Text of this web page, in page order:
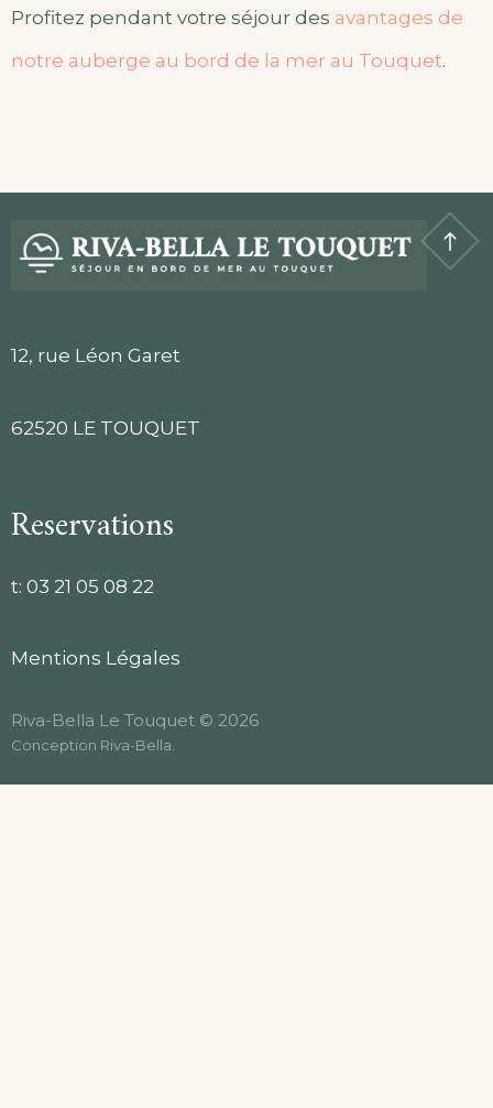
Profitez pendant votre séjour des avantages de
notre auberge au bord de la mer au Touquet.
12, rue Léon Garet
62520 LE TOUQUET
Reservations
t: 03 21 05 08 22
Mentions Légales
Riva-Bella Le Touquet © 2026
Conception Riva-Bella